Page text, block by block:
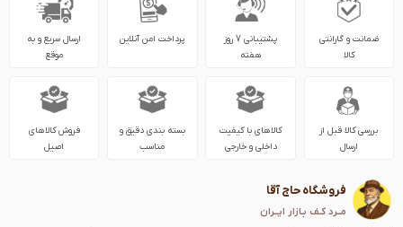
ضمانت و گارانتی
کالا
پشتیبانی 7 روز
هفته
پرداخت امن آنلاین
ارسال سریع و به
موقع
بررسی کالا قبل از
ارسال
کالاهای با کیفیت
داخلی و خارجی
بسته بندی دقیق و
مناسب
فروش کالاهای
اصیل
فروشگاه حاج آقا
مــرد کـف بـازار ایــران